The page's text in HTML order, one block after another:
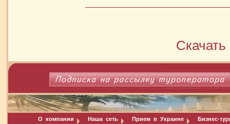
О компании Наша сеть Прием в Украине Бизнес-